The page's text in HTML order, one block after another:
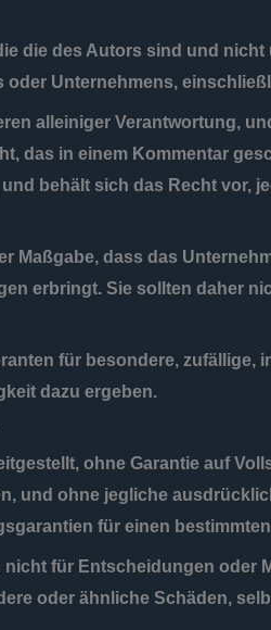
die des Autors sind und
Unternehmens,
alleiniger Verantwortung,
das in einem Kommentar
behält sich das Recht vor,
Maßgabe, dass das
erbringt. Sie sollten daher
für besondere,
dazu ergeben.
ohne Garantie auf
und ohne jegliche
für einen
für Entscheidungen oder
oder ähnliche Schäden,